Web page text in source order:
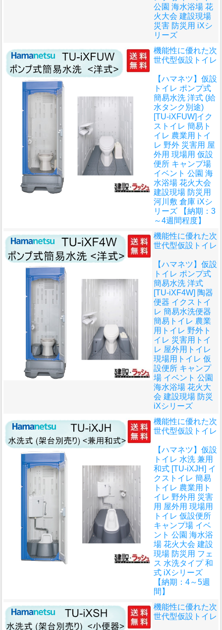
公園 海水浴場 花
火大会 建設現場
災害 防災用 iXシ
リーズ
機能性に優れた次
世代型仮設トイレ
【ハマネツ】仮設
トイレ ポンプ式
簡易水洗 洋式 (給
水タンク別途)
[TU-iXFUW]イク
ストイレ 簡易ト
イレ 農業用トイ
レ 野外 災害用 屋
外用 現場用 仮設
便所 キャンプ場
イベント 公園 海
水浴場 花火大会
建設現場 防災用
河川敷 倉庫 iXシ
リーズ 【納期：3
～4週間程度】
機能性に優れた次
世代型仮設トイレ
【ハマネツ】仮設
トイレ ポンプ式
簡易水洗 洋式
[TU-iXF4W] 陶器
便器 イクストイ
レ 簡易水洗便器
簡易トイレ 農業
用トイレ 野外ト
イレ 災害用トイ
レ 屋外用トイレ
現場用トイレ 仮
設便所 キャンプ
場 イベント 公園
海水浴場 花火大
会 建設現場 防災
iXシリーズ
機能性に優れた次
世代型仮設トイレ
【ハマネツ】仮設
トイレ 水洗 兼用
和式 [TU-iXJH] イ
クストイレ 簡易
トイレ 農業用ト
イレ 野外用 災害
用 屋外用 現場用
トイレ 仮設便所
キャンプ場 イベ
ント 公園 海水浴
場 花火大会 建設
現場 防災用 フェ
ス 水洗タイプ 和
式 iXシリーズ
【納期：4～5週
間】
機能性に優れた次
世代型仮設トイレ